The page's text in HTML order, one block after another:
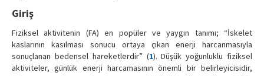
Giriş
Fiziksel aktivitenin (FA) en popüler ve yaygın tanımı; “İskelet
kaslarının kasılması sonucu ortaya çıkan enerji harcanmasıyla
sonuçlanan bedensel hareketlerdir” (1). Düşük yoğunluklu fiziksel
aktiviteler, günlük enerji harcamasının önemli bir belirleyicisidir,